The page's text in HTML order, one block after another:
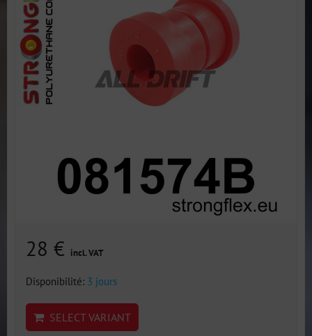
28 € incl. VAT
Disponibilité: 3 jours
SELECT VARIANT